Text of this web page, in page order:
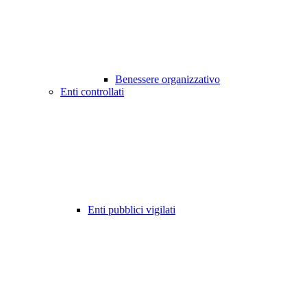
Benessere organizzativo
Enti controllati
Enti pubblici vigilati